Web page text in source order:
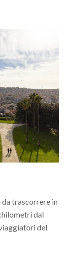
trascorrere in
dal
del